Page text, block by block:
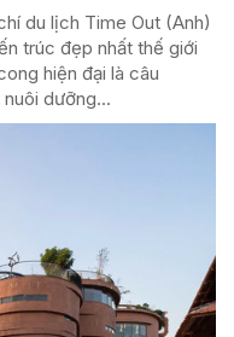
du lịch Time Out (Anh)
trúc đẹp nhất thế giới
hiện đại là câu
dưỡng...